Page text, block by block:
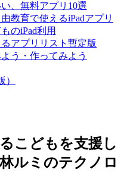
、無料アプリ10選
教育で使えるiPadアプリ
のiPad利用
アプリリスト暫定版
う・作ってみよう
こどもを支援し
ルミのテクノロ